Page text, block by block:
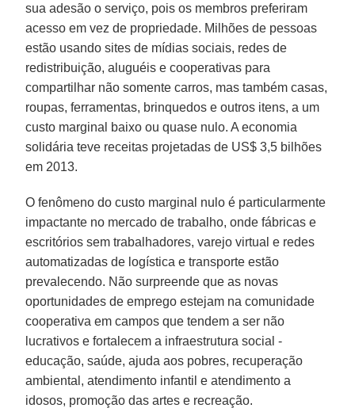
sua adesão o serviço, pois os membros preferiram
acesso em vez de propriedade. Milhões de pessoas
estão usando sites de mídias sociais, redes de
redistribuição, aluguéis e cooperativas para
compartilhar não somente carros, mas também casas,
roupas, ferramentas, brinquedos e outros itens, a um
custo marginal baixo ou quase nulo. A economia
solidária teve receitas projetadas de US$ 3,5 bilhões
em 2013.
O fenômeno do custo marginal nulo é particularmente
impactante no mercado de trabalho, onde fábricas e
escritórios sem trabalhadores, varejo virtual e redes
automatizadas de logística e transporte estão
prevalecendo. Não surpreende que as novas
oportunidades de emprego estejam na comunidade
cooperativa em campos que tendem a ser não
lucrativos e fortalecem a infraestrutura social -
educação, saúde, ajuda aos pobres, recuperação
ambiental, atendimento infantil e atendimento a
idosos, promoção das artes e recreação.